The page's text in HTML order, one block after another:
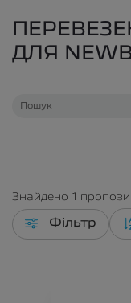
ДЛЯ
Знайдено 1
Фільтр